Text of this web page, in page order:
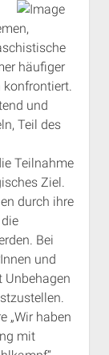
häufiger
und
Teil des
Teilnahme
Ziel.
durch ihre
Bei
und
Unbehagen
„Wir haben
mit